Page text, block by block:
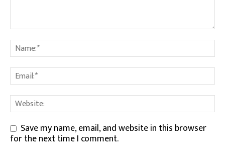
Save my name, email, and website in this browser
for the next time I comment.